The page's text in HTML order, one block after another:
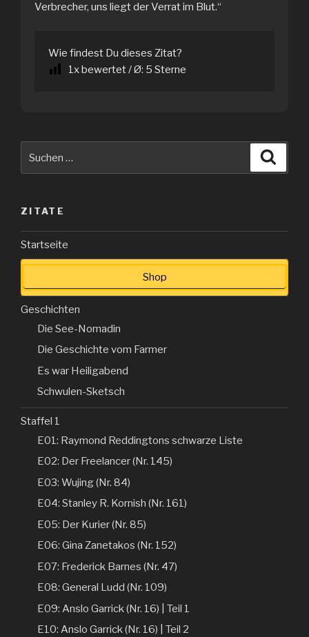
Verbrecher, uns liegt der Verrat im Blut.“
Wie findest Du dieses Zitat?
1 x bewertet / Ø: 5 Sterne
nach:
ZITATE
Startseite
Shop
Geschichten
Die See-Nomadin
Die Geschichte vom Farmer
Es war Heiligabend
Schwulen-Sketsch
Staffel 1
E01: Raymond Reddingtons schwarze Liste
E02: Der Freelancer (Nr. 145)
E03: Wujing (Nr. 84)
E04: Stanley R. Kornish (Nr. 161)
E05: Der Kurier (Nr. 85)
E06: Gina Zanetakos (Nr. 152)
E07: Frederick Barnes (Nr. 47)
E08: General Ludd (Nr. 109)
E09: Anslo Garrick (Nr. 16) | Teil 1
E10: Anslo Garrick (Nr. 16) | Teil 2